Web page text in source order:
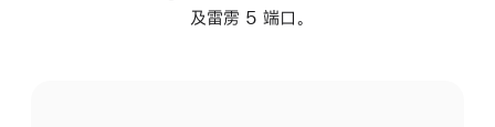
及雷雳 5 端口。